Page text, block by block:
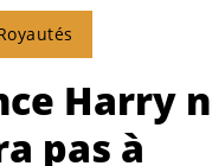
Harry
pas à